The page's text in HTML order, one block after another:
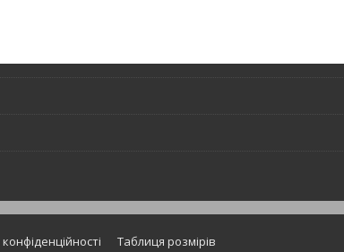
Таблиця розмірів